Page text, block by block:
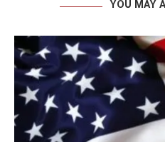
YOU MAY